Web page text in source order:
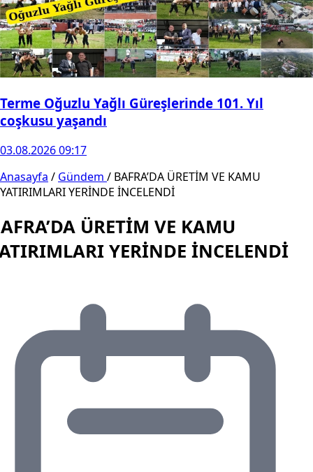
Terme Oğuzlu Yağlı Güreşlerinde 101. Yıl
coşkusu yaşandı
03.08.2026 09:17
Anasayfa / Gündem / BAFRA’DA ÜRETİM VE KAMU
YATIRIMLARI YERİNDE İNCELENDİ
ÜRETİM VE KAMU
YERİNDE İNCELENDİ